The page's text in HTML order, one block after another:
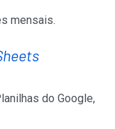
mensais.
do Google,